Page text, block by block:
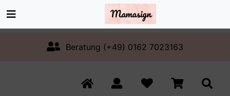
Beratung (+49) 0162 7023163